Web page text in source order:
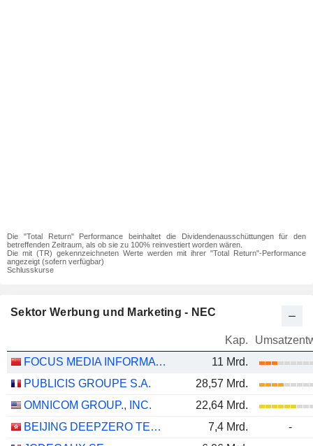
Die "Total Return" Performance beinhaltet die Dividendenausschüttungen für den
betreffenden Zeitraum, als ob sie zu 100% reinvestiert worden wären.
Die mit (TR) gekennzeichneten Werte werden mit ihrer "Total Return"-Performance
angezeigt (sofern verfügbar)
Schlusskurse
Sektor Werbung und Marketing - NEC
Kap.
FOCUS MEDIA INFORMATION TECHNOLOGY CO., LTD.
11 Mrd.
PUBLICIS GROUPE S.A.
28,57 Mrd.
OMNICOM GROUP., INC.
22,64 Mrd.
BEIJING DEEPZERO TECHNOLOGY CO., LTD.
7,4 Mrd.
-